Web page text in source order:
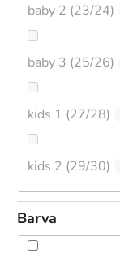
baby 2 (23/24)
baby 3 (25/26)
kids 1 (27/28)
kids 2 (29/30)
Barva